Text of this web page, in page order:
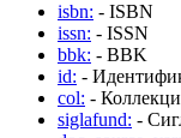
isbn: - ISBN
issn: - ISSN
bbk: - BBK
id: -
col: -
siglafund: -